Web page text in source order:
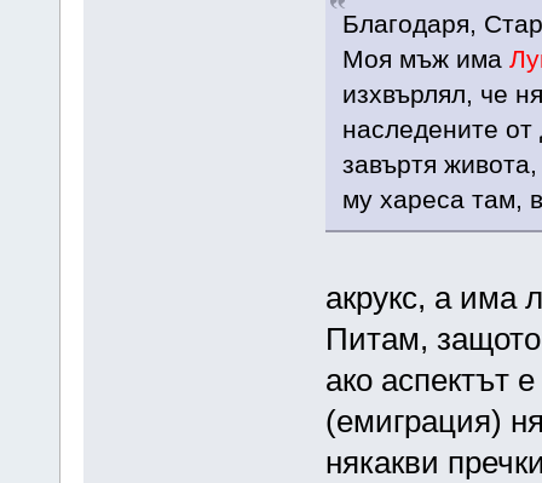
Благодаря,
Моя мъж има
изхвърлял, че
наследените от
завъртя
му хареса там,
акрукс, а има
Питам,
ако аспектът
(емиграция)
някакви